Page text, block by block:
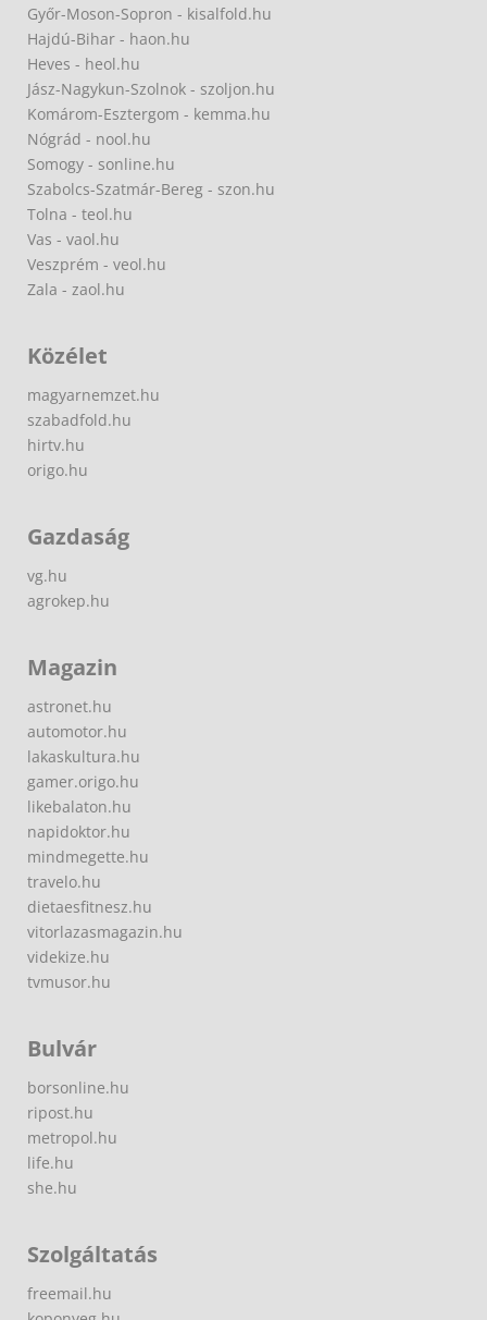
Győr-Moson-Sopron - kisalfold.hu
Hajdú-Bihar - haon.hu
Heves - heol.hu
Jász-Nagykun-Szolnok - szoljon.hu
Komárom-Esztergom - kemma.hu
Nógrád - nool.hu
Somogy - sonline.hu
Szabolcs-Szatmár-Bereg - szon.hu
Tolna - teol.hu
Vas - vaol.hu
Veszprém - veol.hu
Zala - zaol.hu
Közélet
magyarnemzet.hu
szabadfold.hu
hirtv.hu
origo.hu
Gazdaság
vg.hu
agrokep.hu
Magazin
astronet.hu
automotor.hu
lakaskultura.hu
gamer.origo.hu
likebalaton.hu
napidoktor.hu
mindmegette.hu
travelo.hu
dietaesfitnesz.hu
vitorlazasmagazin.hu
videkize.hu
tvmusor.hu
Bulvár
borsonline.hu
ripost.hu
metropol.hu
life.hu
she.hu
Szolgáltatás
freemail.hu